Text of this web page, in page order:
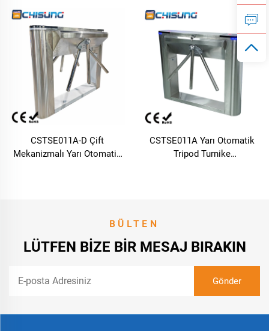
485mmL*280mmW*980mmH
SUS304 Malzeme
Müşteri İçin Özel Dik Açı
CSTSE011A-D Çift
Mekanizmalı Yarı Otomatik
CSTSE011A Yarı Otomatik
Tripod Turnike
BÜLTEN
LÜTFEN BIZE BIR MESAJ BIRAKIN